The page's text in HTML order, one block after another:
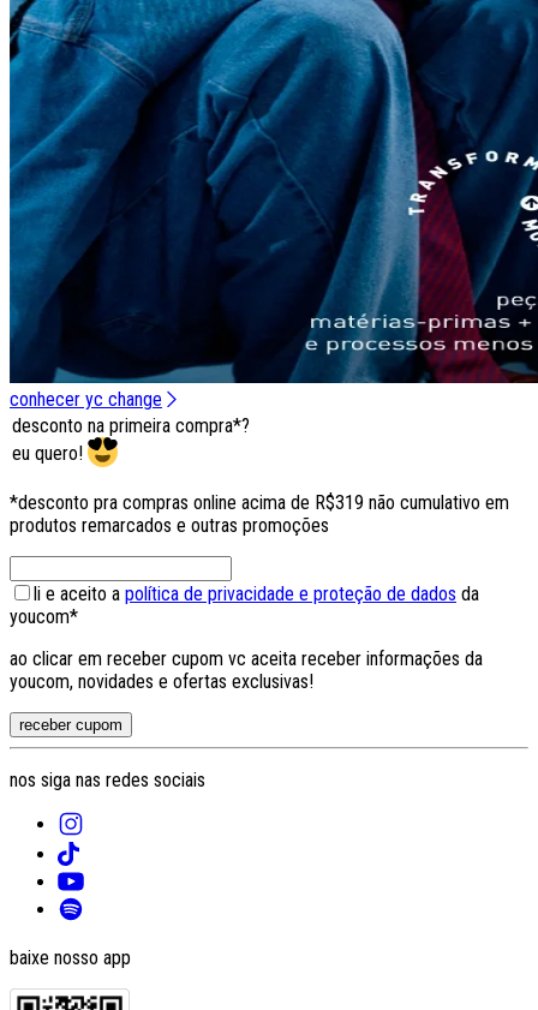
conhecer yc change
desconto na primeira compra*?
eu quero!
*desconto pra compras online acima de R$319 não cumulativo em
produtos remarcados e outras promoções
li e aceito a política de privacidade e proteção de dados da
youcom*
ao clicar em receber cupom vc aceita receber informações da
youcom, novidades e ofertas exclusivas!
receber cupom
nos siga nas redes sociais
baixe nosso app